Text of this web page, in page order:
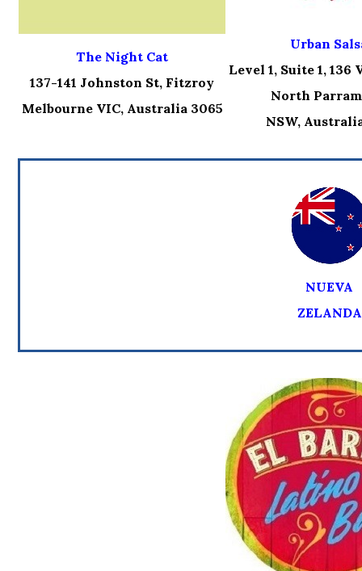
The Night Cat
137-141 Johnston St, Fitzroy
Melbourne VIC, Australia 3065
Urban
Level 1, Suite 1, 136
North
NSW, Australia
NUEVA
ZELANDA